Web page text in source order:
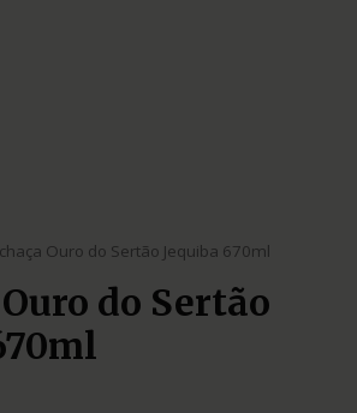
Ouro do Sertão Jequiba 670ml
do Sertão